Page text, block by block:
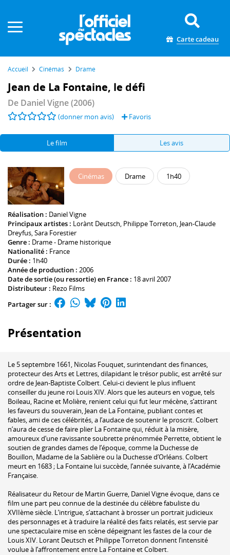
Carte cadeau
Accueil Cinémas Drame
Jean de La Fontaine, le défi
De Daniel Vigne(2006)
(donner mon avis) Favoris
Le film Les avis
Cinémas Drame 1h40
Réalisation : Daniel Vigne
Principaux artistes : Lorànt Deutsch, Philippe Torreton, Jean-Claude
Dreyfus,Sara Forestier
Genre : Drame - Drame historique
Nationalité : France
Durée : 1h40
Année de production : 2006
Date de sortie (ou ressortie) en France : 18 avril 2007
Distributeur : Rezo Films
Partager sur :
Présentation
Le 5 septembre 1661, Nicolas Fouquet, surintendant des finances,
protecteur des Arts et Lettres, dilapidant le trésor public, est arrêté sur
ordre de Jean-Baptiste Colbert. Celui-ci devient le plus influent
conseiller du jeune roi Louis XIV. Alors que les auteurs en vogue, tels
Boileau, Racine et Molière, renient celui qui fut leur mécène, s’attirant
les faveurs du souverain, Jean de La Fontaine, publiant contes et
fables, ami de ces célébrités, a l’audace de soutenir le proscrit. Colbert
n’aura de cesse de faire plier La Fontaine qui, réduit à la misère,
amoureux d’une ravissante soubrette prénommée Perrette, obtient le
soutien de grandes dames de l’époque, comme la Duchesse de
Bouillon, Madame de la Sablière ou la Duchesse d’Orléans. Colbert
meurt en 1683 ; La Fontaine lui succède, l’année suivante, à l’Académie
Française.
Réalisateur du Retour de Martin Guerre, Daniel Vigne évoque, dans ce
film une part peu connue de la destinée du célèbre fabuliste du
XVIIème siècle. L’intrigue, s’attachant à brosser un portrait judicieux
des personnages et à traduire la réalité des faits relatés, est servie par
une spectaculaire mise en scène dépeignant les fastes de la cour de
Louis XIV. Lorant Deutsch et Philippe Torreton donnent l’intensité
voulue à l’affrontement entre La Fontaine et Colbert.